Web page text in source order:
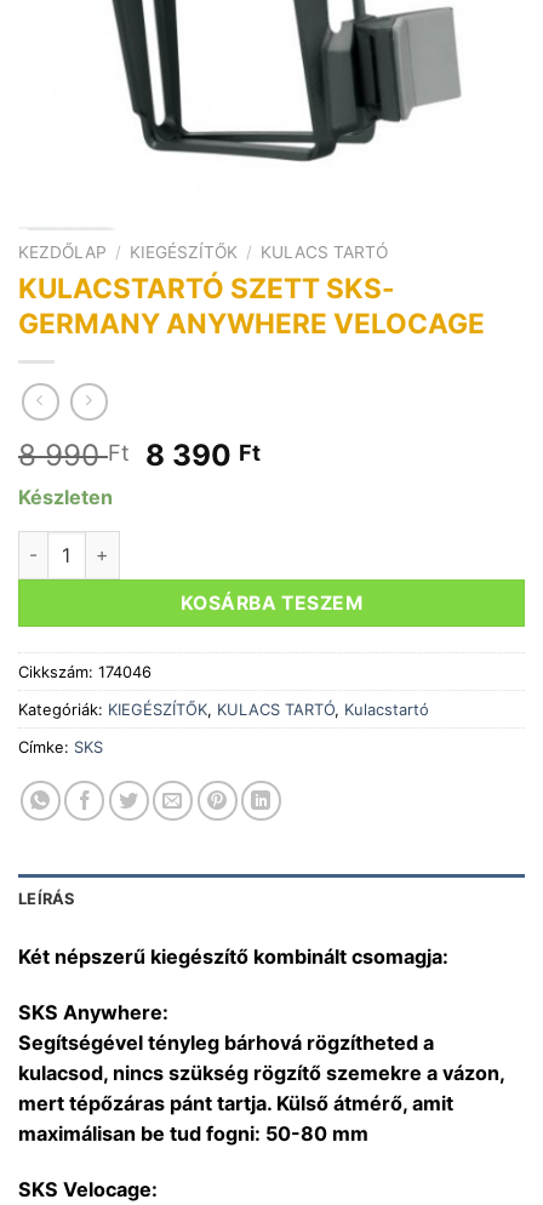
KEZDŐLAP / KIEGÉSZÍTŐK / KULACS TARTÓ
KULACSTARTÓ SZETT SKS-
GERMANY ANYWHERE VELOCAGE
8 990Ft
Original
990 Ft.
8 390 FtCurrent
390 Ft.
Készleten
KOSÁRBA TESZEM
Cikkszám: 174046
Kategóriák: KIEGÉSZÍTŐK, KULACS TARTÓ, Kulacstartó
Címke: SKS
LEÍRÁS
Két népszerű kiegészítő kombinált csomagja:
SKS Anywhere:
Segítségével tényleg bárhová rögzítheted a
kulacsod, nincs szükség rögzítő szemekre a vázon,
mert tépőzáras pánt tartja. Külső átmérő, amit
maximálisan be tud fogni: 50-80 mm
SKS Velocage: